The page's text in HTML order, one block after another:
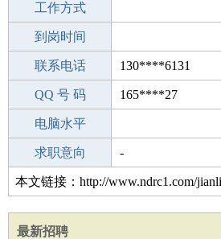
工作经验
工作方式
驾 照
到岗时间
期望月薪
联系电话 130****6131
手机号码 130****6131
QQ 号 码 165****27
微信号码
电脑水平
外语水平
求职意向 -
本文链接：http://www.ndrc1.com/
最新招聘